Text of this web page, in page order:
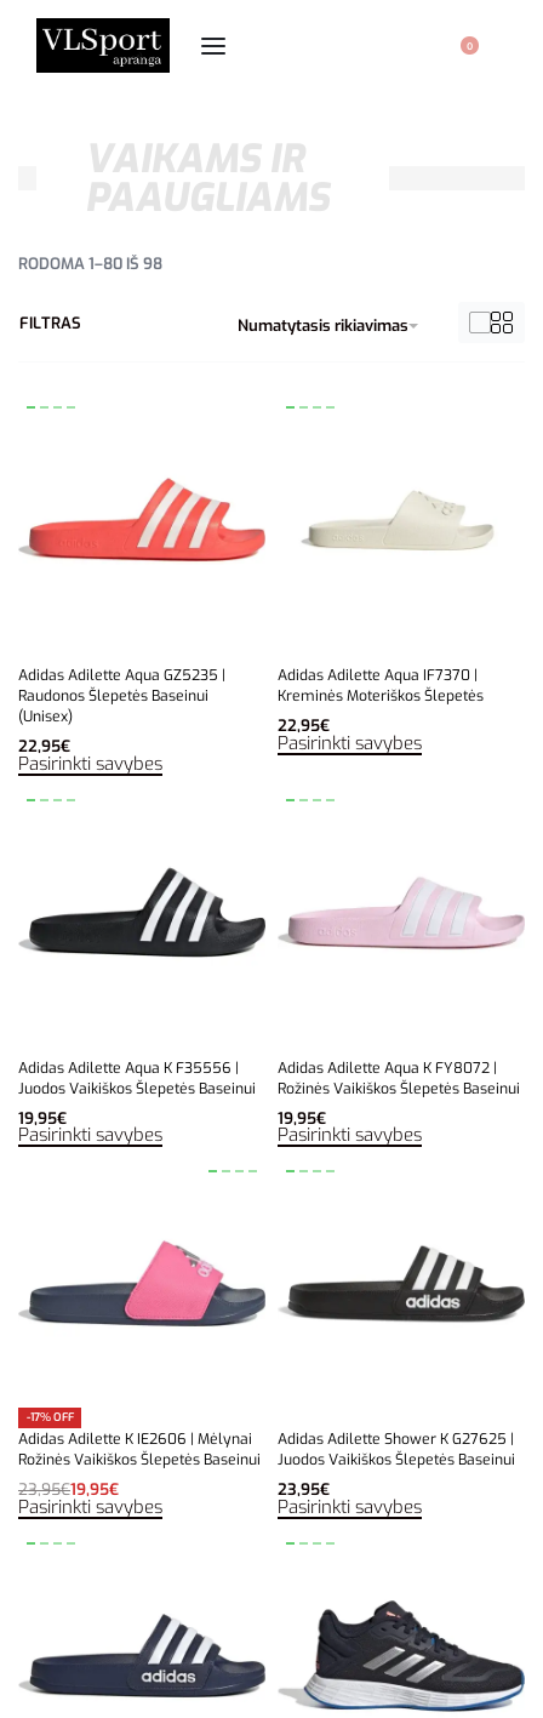
0
VAIKAMS IR
PAAUGLIAMS
RODOMA 1–80 IŠ 98
Numatytasis rikiavimas
FILTRAS
Adidas Adilette Aqua GZ5235 |
Raudonos Šlepetės Baseinui
(Unisex)
22,95€
Pasirinkti savybes
Adidas Adilette Aqua IF7370 |
Kreminės Moteriškos Šlepetės
22,95€
Pasirinkti savybes
Adidas Adilette Aqua K F35556 |
Juodos Vaikiškos Šlepetės Baseinui
19,95€
Pasirinkti savybes
Adidas Adilette Aqua K FY8072 |
Rožinės Vaikiškos Šlepetės Baseinui
19,95€
Pasirinkti savybes
-17% OFF
Adidas Adilette K IE2606 | Mėlynai
Rožinės Vaikiškos Šlepetės Baseinui
23,95€19,95€
Pasirinkti savybes
Adidas Adilette Shower K G27625 |
Juodos Vaikiškos Šlepetės Baseinui
23,95€
Pasirinkti savybes